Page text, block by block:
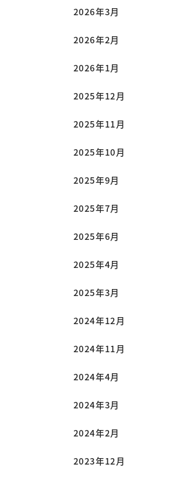
2026年3月
2026年2月
2026年1月
2025年12月
2025年11月
2025年10月
2025年9月
2025年7月
2025年6月
2025年4月
2025年3月
2024年12月
2024年11月
2024年4月
2024年3月
2024年2月
2023年12月